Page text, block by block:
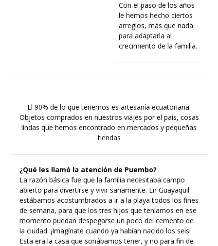
Con el paso de los años
le hemos hecho ciertos
arreglos, más que nada
para adaptarla al
crecimiento de la familia.
El 90% de lo que tenemos es artesanía ecuatoriana.
Objetos comprados en nuestros viajes por el país, cosas
lindas que hemos encontrado en mercados y pequeñas
tiendas
¿Qué les llamó la atención de Puembo?
La razón básica fue que la familia necesitaba campo
abierto para divertirse y vivir sanamente. En Guayaquil
estábamos acostumbrados a ir a la playa todos los fines
de semana, para que los tres hijos que teníamos en ese
momento puedan despegarse un poco del cemento de
la ciudad. ¡Imagínate cuando ya habían nacido los seis!
Esta era la casa que soñábamos tener, y no para fin de